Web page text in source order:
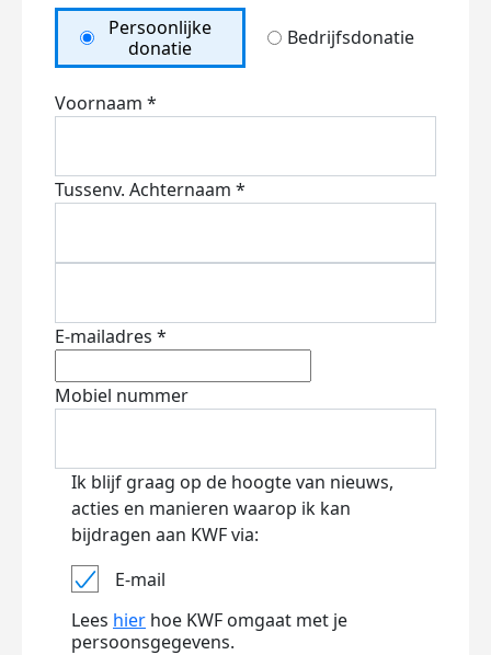
Persoonlijke
donatie
Bedrijfsdonatie
Voornaam *
Tussenv. Achternaam *
E-mailadres *
Mobiel nummer
Ik blijf graag op de hoogte van nieuws,
acties en manieren waarop ik kan
bijdragen aan KWF via:
E-mail
Lees hier hoe KWF omgaat met je
persoonsgegevens.